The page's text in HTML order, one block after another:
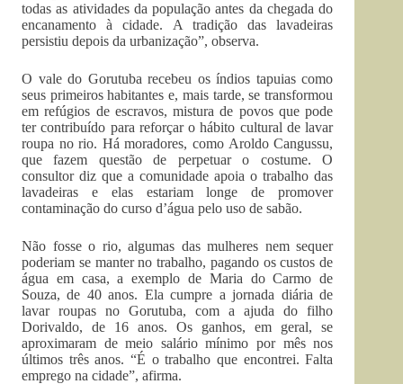
todas as atividades da população antes da chegada do
encanamento à cidade. A tradição das lavadeiras
persistiu depois da urbanização”, observa.
O vale do Gorutuba recebeu os índios tapuias como
seus primeiros habitantes e, mais tarde, se transformou
em refúgios de escravos, mistura de povos que pode
ter contribuído para reforçar o hábito cultural de lavar
roupa no rio. Há moradores, como Aroldo Cangussu,
que fazem questão de perpetuar o costume. O
consultor diz que a comunidade apoia o trabalho das
lavadeiras e elas estariam longe de promover
contaminação do curso d’água pelo uso de sabão.
Não fosse o rio, algumas das mulheres nem sequer
poderiam se manter no trabalho, pagando os custos de
água em casa, a exemplo de Maria do Carmo de
Souza, de 40 anos. Ela cumpre a jornada diária de
lavar roupas no Gorutuba, com a ajuda do filho
Dorivaldo, de 16 anos. Os ganhos, em geral, se
aproximaram de meio salário mínimo por mês nos
últimos três anos. “É o trabalho que encontrei. Falta
emprego na cidade”, afirma.